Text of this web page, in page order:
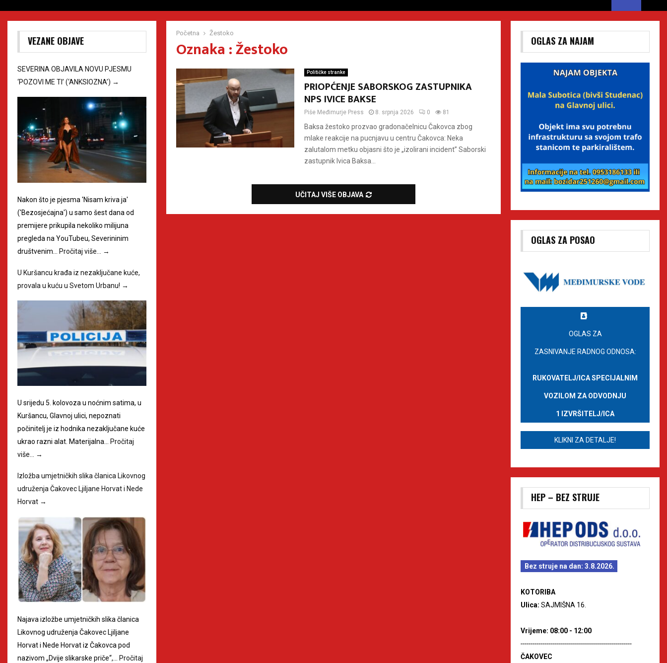
Početna Žestoko
Oznaka : Žestoko
Političke stranke
PRIOPĆENJE SABORSKOG ZASTUPNIKA
NPS IVICE BAKSE
Piše Međimurje Press 8. srpnja 2026 0 81
Baksa žestoko prozvao gradonačelnicu Čakovca zbog
mlake reakcije na pucnjavu u centru Čakovca: Neka
zalutalom metku objasni što je „izolirani incident” Saborski
zastupnik Ivica Baksa...
UČITAJ VIŠE OBJAVA
VEZANE OBJAVE
SEVERINA OBJAVILA NOVU PJESMU
‘POZOVI ME TI’ (‘ANKSIOZNA’) →
Nakon što je pjesma 'Nisam kriva ja'
('Bezosjećajna') u samo šest dana od
premijere prikupila nekoliko milijuna
pregleda na YouTubeu, Severininim
društvenim…
Pročitaj više… →
U Kuršancu krađa iz nezaključane kuće,
provala u kuću u Svetom Urbanu! →
U srijedu 5. kolovoza u noćnim satima, u
Kuršancu, Glavnoj ulici, nepoznati
počinitelj je iz hodnika nezaključane kuće
ukrao razni alat. Materijalna… Pročitaj
više… →
Izložba umjetničkih slika članica Likovnog
udruženja Čakovec Ljiljane Horvat i Nede
Horvat →
Najava izložbe umjetničkih slika članica
Likovnog udruženja Čakovec Ljiljane
Horvat i Nede Horvat iz Čakovca pod
nazivom „Dvije slikarske priče“,…
Pročitaj
OGLAS ZA NAJAM
OGLAS ZA POSAO
OGLAS ZA
ZASNIVANJE RADNOG ODNOSA:
RUKOVATELJ/ICA SPECIJALNIM
VOZILOM ZA ODVODNJU
1 IZVRŠITELJ/ICA
KLIKNI ZA DETALJE!
HEP – BEZ STRUJE
Bez struje na dan: 3.8.2026.
KOTORIBA
Ulica: SAJMIŠNA 16.
Vrijeme: 08:00 - 12:00
--------------------------------------------------------
ČAKOVEC